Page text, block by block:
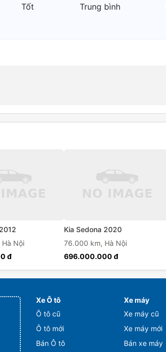
Tốt Trung bình
Hà Nội
đ
Kia Sedona 2020
76.000 km, Hà Nội
696.000.000 đ
Xe Ô tô
Ô tô cũ
Ô tô mới
Bán Ô tô
Xe máy
Xe máy cũ
Xe máy mới
Bán xe máy